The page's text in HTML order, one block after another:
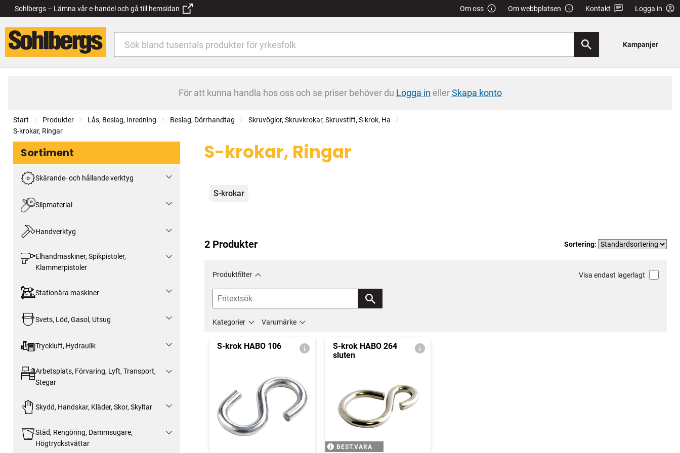
Sohlbergs – Lämna vår e-handel och gå till hemsidan Om oss Om webbplatsen Kontakt Logga in
Kampanjer
För att kunna handla hos oss och se priser behöver du Logga in ellerSkapa konto
Start Produkter Lås, Beslag, Inredning Beslag, Dörrhandtag
Skruvöglor, Skruvkrokar, Skruvstift, S-krok, Ha
S-krokar, Ringar
Sortiment
Skärande- och hållande verktyg
Slipmaterial
Handverktyg
Elhandmaskiner, Spikpistoler,
Klammerpistoler
Stationära maskiner
Svets, Löd, Gasol, Utsug
Tryckluft, Hydraulik
Arbetsplats, Förvaring, Lyft, Transport,
Stegar
Skydd, Handskar, Kläder, Skor, Skyltar
Städ, Rengöring, Dammsugare,
Högtryckstvättar
S-krokar, Ringar
Kategorier
S-krokar
2 Produkter Sortering:
Produktfilter Visa endast lagerlagt
Kategorier Varumärke
S-krok HABO 106
S-krok HABO 264
sluten
BEST.VARA